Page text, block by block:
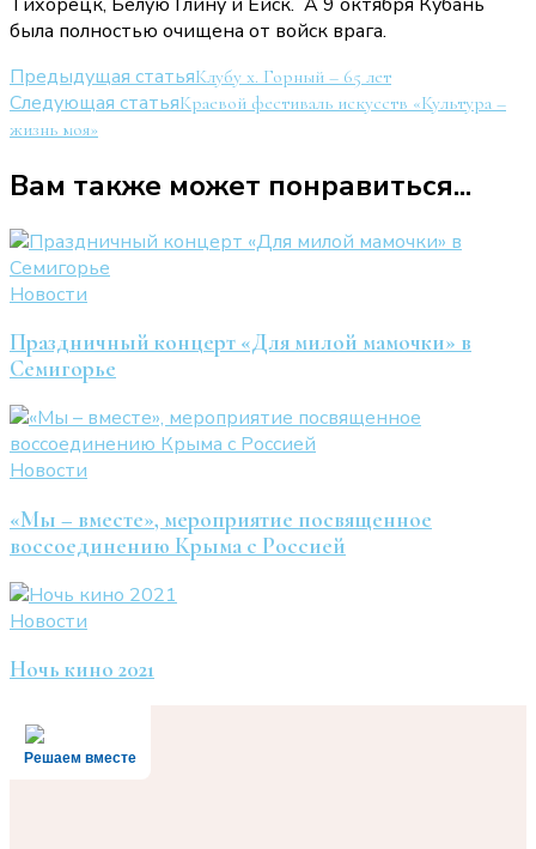
была полностью очищена от войск врага.
Навигация
по
Предыдущая статьяКлубу х. Горный – 65 лет
Следующая статьяКраевой фестиваль искусств «Культура –
жизнь моя»
Вам также может понравиться...
Новости
Праздничный концерт «Для милой мамочки» в
Семигорье
Новости
«Мы – вместе», мероприятие посвященное
воссоединению Крыма с Россией
Новости
Ночь кино 2021
Решаем вместе